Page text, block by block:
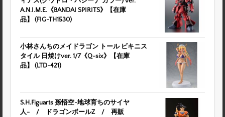
A.N.I.M.E.《BANDAI SPIRITS》【在庫
品】 (FIG-TH1530)
小林さんちのメイドラゴン トール ビキニス
タイル 日焼けver. 1/7《Q-six》【在庫
品】 (LTD-421)
S.H.Figuarts 孫悟空-地球育ちのサイヤ
人- / ドラゴンボールZ / 再販